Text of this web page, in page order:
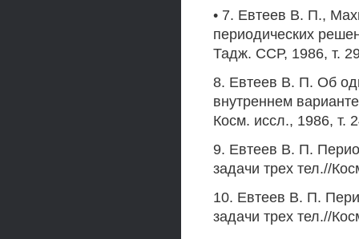
• 7. Евтеев В. П.,
периодических
Тадж. ССР, 1986, т.
8. Евтеев В. П. Об
внутреннем
Косм. иссл., 1986, т.
9. Евтеев В. П.
задачи трех тел.//
10. Евтеев В. П.
задачи трех тел.//